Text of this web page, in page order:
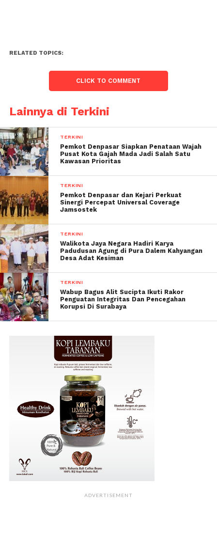
RELATED TOPICS:
CLICK TO COMMENT
Lainnya di Terkini
TERKINI
Pemkot Denpasar Siapkan Penataan Wajah
Pusat Kota Gajah Mada Jadi Salah Satu
Kawasan Prioritas
TERKINI
Pemkot Denpasar dan Kejari Perkuat
Sinergi Percepat Universal Coverage
Jamsostek
TERKINI
Walikota Jaya Negara Hadiri Karya
Padudusan Agung di Pura Dalem Kahyangan
Desa Adat Kesiman
TERKINI
Wabup Bagus Alit Sucipta Ikuti Rakor
Penguatan Integritas Dan Pencegahan
Korupsi Di Surabaya
ADVERTISEMENT